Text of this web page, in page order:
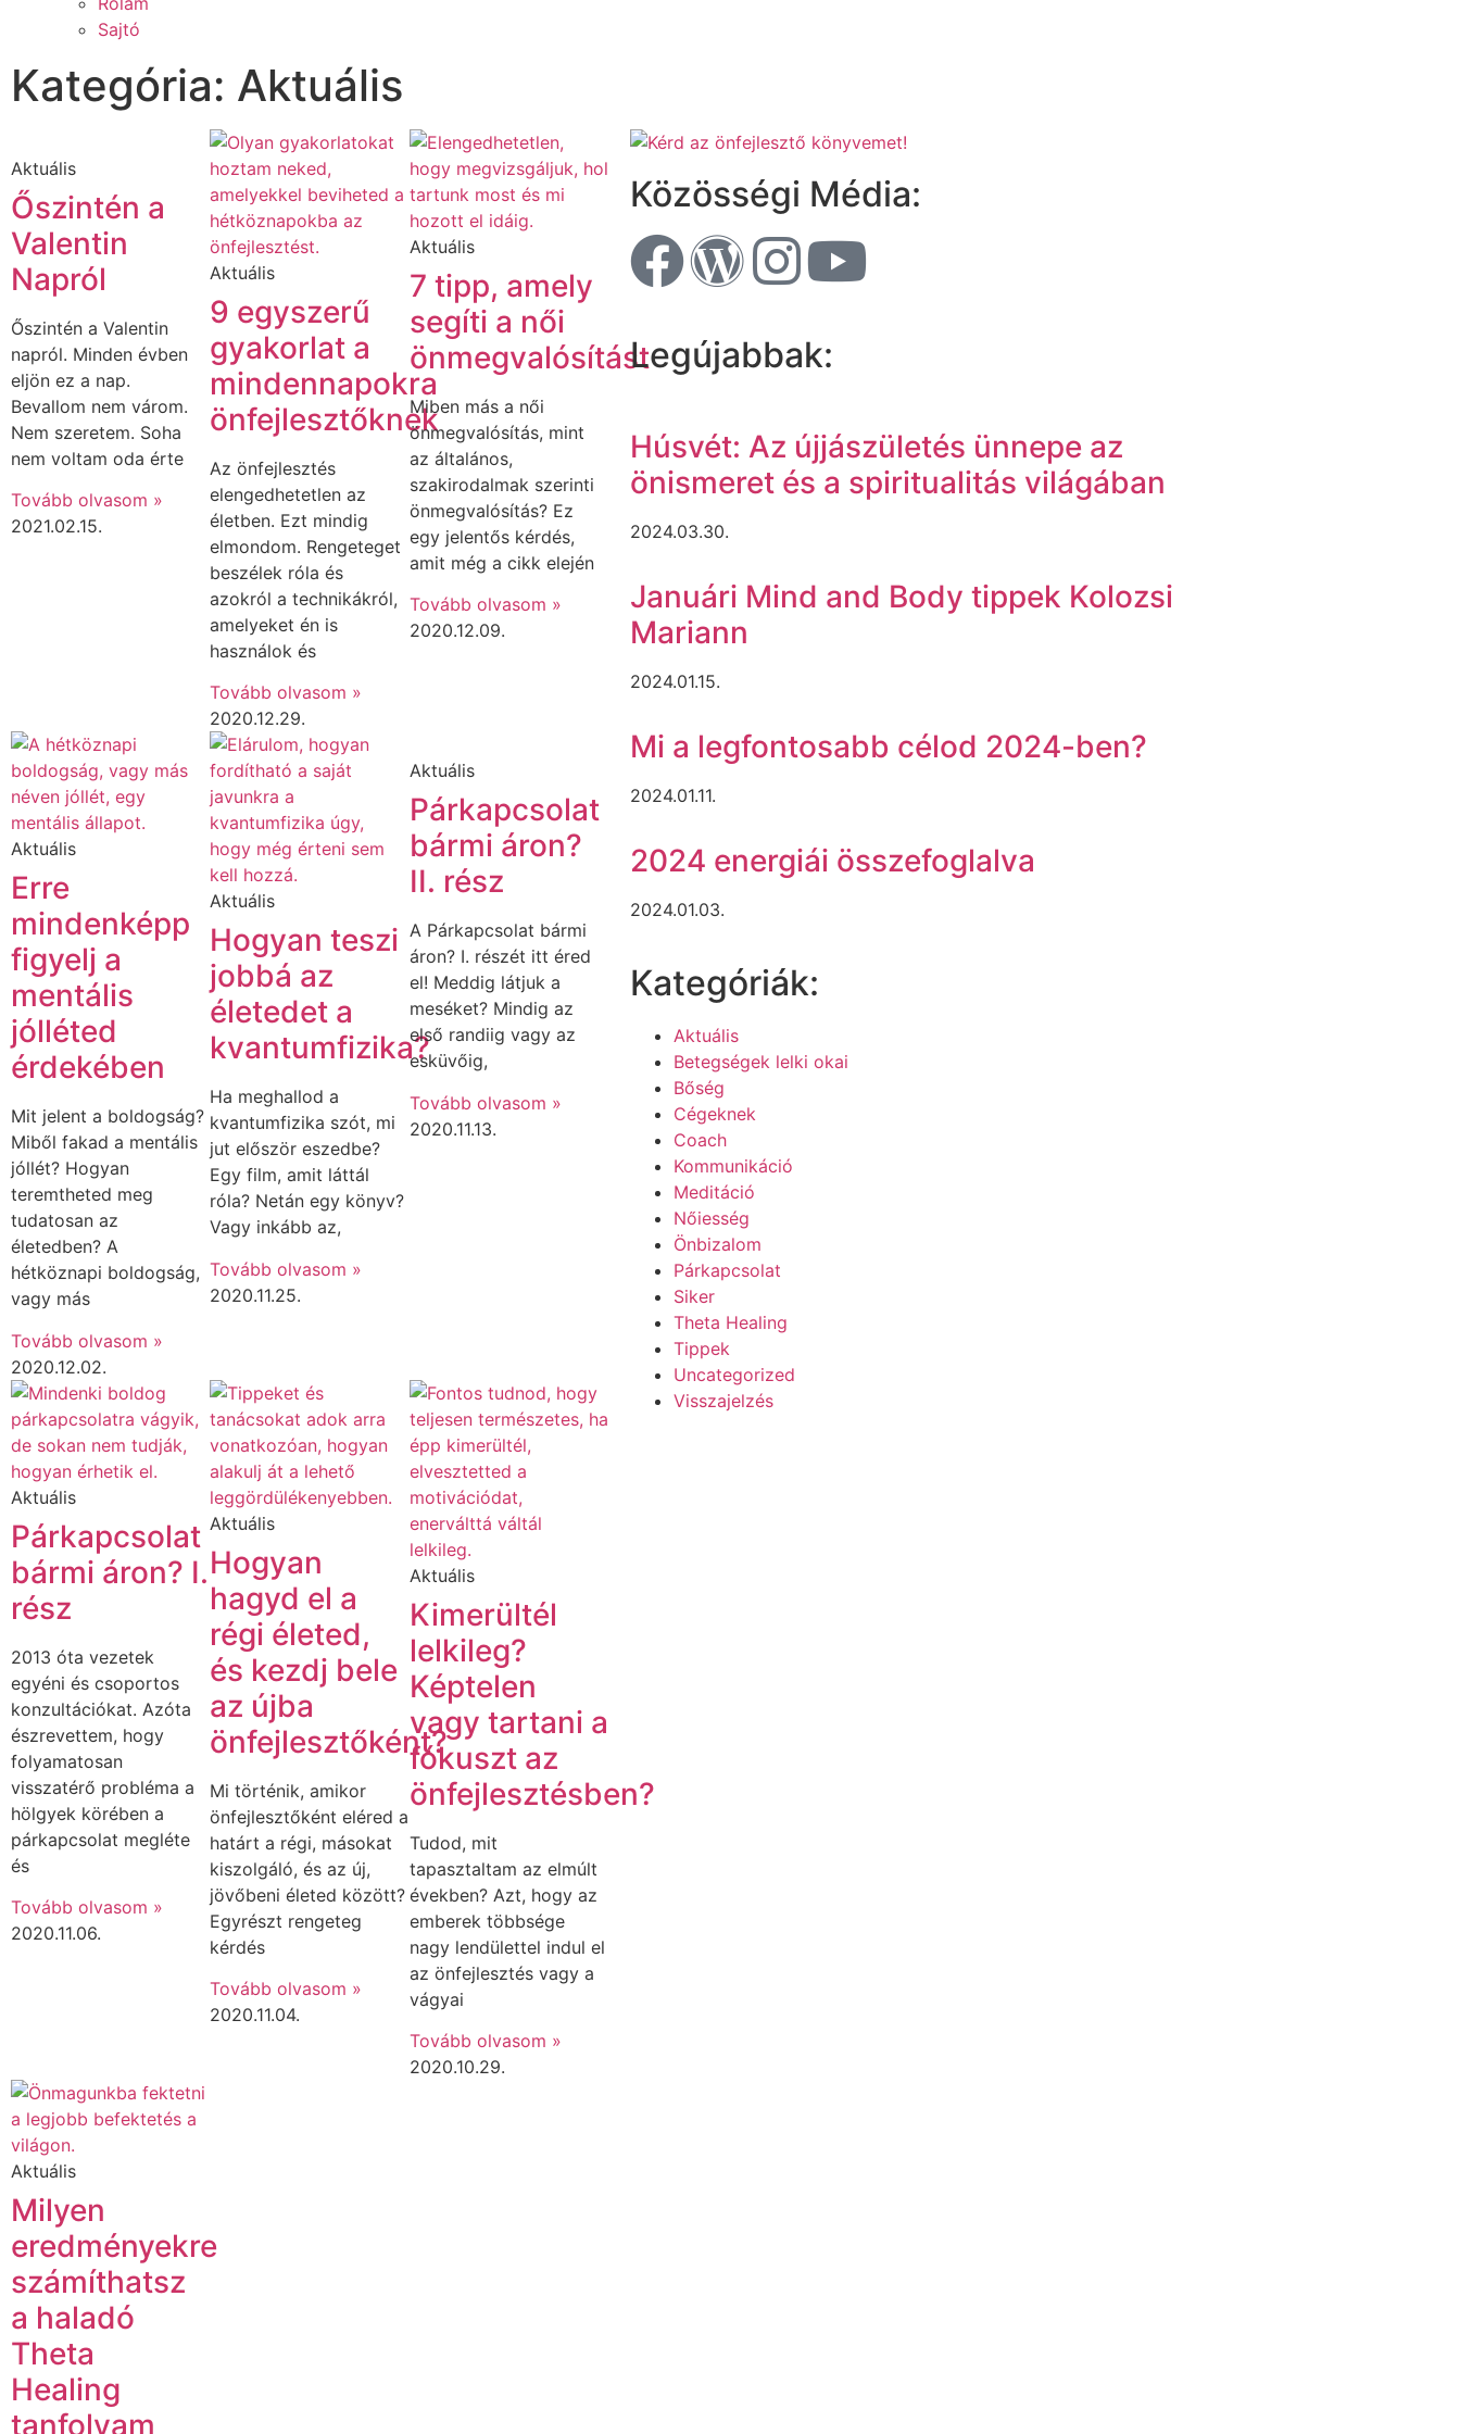
Sajtó
Kategória: Aktuális
Aktuális
Őszintén a
Valentin
Napról
Őszintén a Valentin
napról. Minden évben
eljön ez a nap.
Bevallom nem várom.
Nem szeretem. Soha
nem voltam oda érte
Tovább olvasom »
2021.02.15.
Aktuális
9 egyszerű
gyakorlat a
mindennapokra
önfejlesztőknek
Az önfejlesztés
elengedhetetlen az
életben. Ezt mindig
elmondom. Rengeteget
beszélek róla és
azokról a technikákról,
amelyeket én is
használok és
Tovább olvasom »
2020.12.29.
Aktuális
7 tipp, amely
segíti a női
önmegvalósítást
Miben más a női
önmegvalósítás, mint
az általános,
szakirodalmak szerinti
önmegvalósítás? Ez
egy jelentős kérdés,
amit még a cikk elején
Tovább olvasom »
2020.12.09.
Aktuális
Erre
mindenképp
figyelj a
mentális
jólléted
érdekében
Mit jelent a boldogság?
Miből fakad a mentális
jóllét? Hogyan
teremtheted meg
tudatosan az
életedben? A
hétköznapi boldogság,
vagy más
Tovább olvasom »
2020.12.02.
Aktuális
Hogyan teszi
jobbá az
életedet a
kvantumfizika?
Ha meghallod a
kvantumfizika szót, mi
jut először eszedbe?
Egy film, amit láttál
róla? Netán egy könyv?
Vagy inkább az,
Tovább olvasom »
2020.11.25.
Aktuális
Párkapcsolat
bármi áron?
II. rész
A Párkapcsolat bármi
áron? I. részét itt éred
el! Meddig látjuk a
meséket? Mindig az
első randiig vagy az
esküvőig,
Tovább olvasom »
2020.11.13.
Aktuális
Párkapcsolat
bármi áron? I.
rész
2013 óta vezetek
egyéni és csoportos
konzultációkat. Azóta
észrevettem, hogy
folyamatosan
visszatérő probléma a
hölgyek körében a
párkapcsolat megléte
és
Tovább olvasom »
2020.11.06.
Aktuális
Hogyan
hagyd el a
régi életed,
és kezdj bele
az újba
önfejlesztőként?
Mi történik, amikor
önfejlesztőként eléred a
határt a régi, másokat
kiszolgáló, és az új,
jövőbeni életed között?
Egyrészt rengeteg
kérdés
Tovább olvasom »
2020.11.04.
Aktuális
Kimerültél
lelkileg?
Képtelen
vagy tartani a
fókuszt az
önfejlesztésben?
Tudod, mit
tapasztaltam az elmúlt
években? Azt, hogy az
emberek többsége
nagy lendülettel indul el
az önfejlesztés vagy a
vágyai
Tovább olvasom »
2020.10.29.
Aktuális
Milyen
eredményekre
számíthatsz
a haladó
Theta
Healing
tanfolyam
Közösségi Média:
Legújabbak:
Húsvét: Az újjászületés ünnepe az
önismeret és a spiritualitás világában
2024.03.30.
Januári Mind and Body tippek Kolozsi
Mariann
2024.01.15.
Mi a legfontosabb célod 2024-ben?
2024.01.11.
2024 energiái összefoglalva
2024.01.03.
Kategóriák:
Aktuális
Betegségek lelki okai
Bőség
Cégeknek
Coach
Kommunikáció
Meditáció
Nőiesség
Önbizalom
Párkapcsolat
Siker
Theta Healing
Tippek
Uncategorized
Visszajelzés